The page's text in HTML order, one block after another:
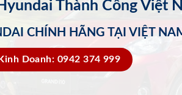
Thành Công Việt
CHÍNH HÃNG TẠI VIỆT
Doanh: 0942 374 999